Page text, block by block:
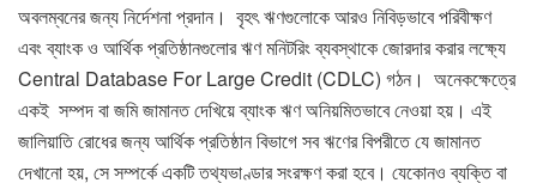
অবলম্বনের জন্য নির্দেশনা প্রদান। বৃহৎ ঋণগুলোকে আরও নিবিড়ভাবে পরিবীক্ষণ
এবং ব্যাংক ও আর্থিক প্রতিষ্ঠানগুলোর ঋণ মনিটরিং ব্যবস্থাকে জোরদার করার লক্ষ্যে
Central Database For Large Credit (CDLC) গঠন। অনেকক্ষেত্রে
একই সম্পদ বা জমি জামানত দেখিয়ে ব্যাংক ঋণ অনিয়মিতভাবে নেওয়া হয়। এই
জালিয়াতি রোধের জন্য আর্থিক প্রতিষ্ঠান বিভাগে সব ঋণের বিপরীতে যে জামানত
দেখানো হয়, সে সম্পর্কে একটি তথ্যভাণ্ডার সংরক্ষণ করা হবে। যেকোনও ব্যক্তি বা